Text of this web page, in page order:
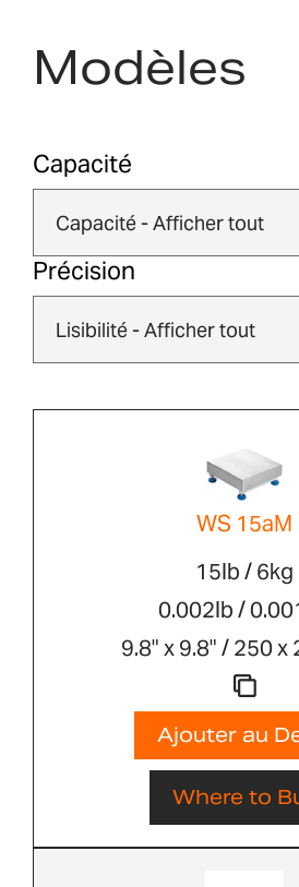
Modèles
Capacité
Précision
WS 15aM
15lb / 6kg
0.002lb /
9.8" x 9.8" / 250 x
Ajouter au
Where to